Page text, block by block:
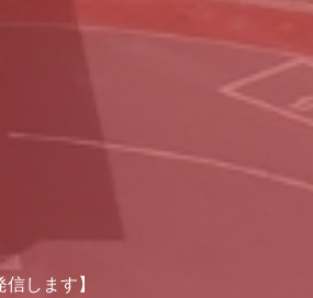
します】